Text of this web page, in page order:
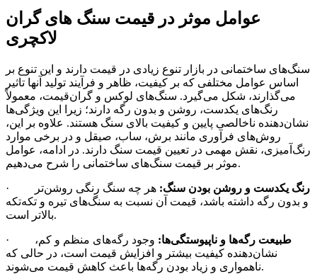
عوامل موثر در قیمت سنگ های گران
سنگ‌های ساختمانی در بازار تنوع زیادی در قیمت دارند و این تنوع بر
اساس عوامل مختلفی که بر کیفیت، ظاهر و فرآیند تولید آنها تاثیر
می‌گذارند، شکل می‌گیرد. سنگ‌های لوکس و گران‌قیمت، معمولاً
رنگ‌های یکدست، روشن و بدون رگه دارند؛ زیرا این ویژگی‌ها
نشان‌دهنده ناخالصی پایین و کیفیت بالای سنگ هستند. علاوه بر این،
روش‌های فرآوری مانند برش، ساب، صیقل و در برخی موارد
رنگ‌آمیزی، نقش مهمی در تعیین قیمت سنگ دارند. در ادامه، عوامل
موثر بر قیمت سنگ‌های ساختمانی را شرح می‌دهیم.
· رنگ یکدست و روشن بودن سنگ: هر چه سنگ رنگی روشن‌تر
و بدون رگه داشته باشد، قیمت آن نسبت به سنگ‌های تیره و تکه‌تکه
بالاتر است.
· طبیعت رگه‌ها و ناپیوستگی‌ها: وجود رگه‌های منظم و کم،
نشان‌دهنده کیفیت بیشتر و افزایش قیمت است، در حالی که
ناهمواری و زیاد بودن رگه‌ها باعث کاهش قیمت می‌شوند.